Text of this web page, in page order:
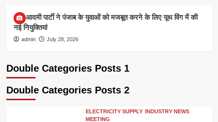
आम आदमी पार्टी ने पंजाब के युवाओं को मजबूत करने के लिए यूथ विंग में की
नई नियुक्तियां
admin July 28, 2026
Double Categories Posts 1
Double Categories Posts 2
ELECTRICITY SUPPLY INDUSTRY NEWS
MEETING